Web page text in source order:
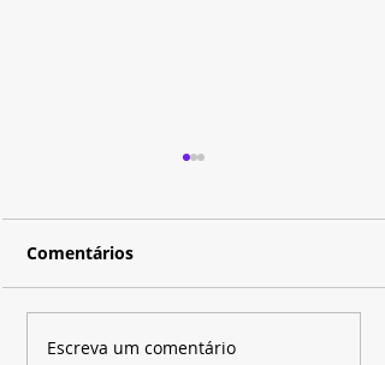
Pedro Goifman vive
Comentários
Escreva um comentário